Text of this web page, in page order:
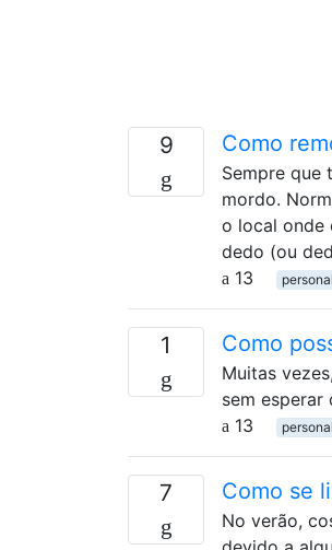
9 Como
Sempre que
mordo.
o local onde
dedo (ou
13
1 Como
Muitas
sem esperar
13
7 Como se
No verão,